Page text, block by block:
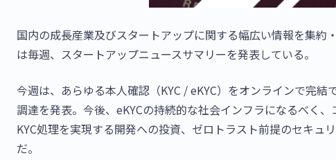
国内の成長産業及びスタートアップに関する幅広い情報を集約
は毎週、スタートアップニュースサマリーを発表している。
今週は、あらゆる本人確認（KYC / eKYC）をオンラインで完
調達を発表。今後、eKYCの持続的な社会インフラになるべく
KYC処理を実現する開発への投資、ゼロトラスト前提のセキ
だ。